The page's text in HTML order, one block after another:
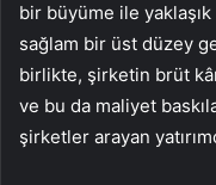
bir büyüme ile
sağlam bir üst düzey
birlikte, şirketin brüt
ve bu da maliyet
şirketler arayan